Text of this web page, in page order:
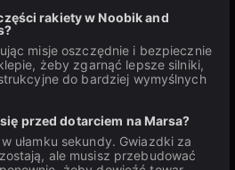
rakiety w Noobik and
misje oszczędnie i bezpiecznie
żeby zgarnąć lepsze silniki,
do bardziej wymyślnych
przed dotarciem na Marsa?
ułamku sekundy. Gwiazdki za
ale musisz przebudować